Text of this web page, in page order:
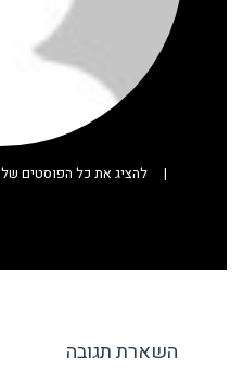
| להציג את כל הפוסטים של admin
השארת תגובה